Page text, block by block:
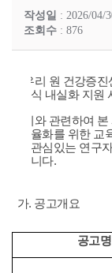
작성일 : 2026/04/
조회수 : 876
2. 우리 원 건강증
식 내실화 지원
3. 이와 관련하여
율화를 위한 교
관심있는 연구
니다.
가. 공고개요
공고명